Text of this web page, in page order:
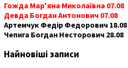
Гожда Мар'яна Миколаївна 07.08
Девда Богдан Антонович 07.08
Артемчук Федір Федорович 18.08
Чепига Богдан Несторович 28.08
Найновіші записи